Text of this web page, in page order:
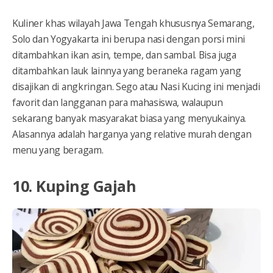
Kuliner khas wilayah Jawa Tengah khususnya Semarang,
Solo dan Yogyakarta ini berupa nasi dengan porsi mini
ditambahkan ikan asin, tempe, dan sambal. Bisa juga
ditambahkan lauk lainnya yang beraneka ragam yang
disajikan di angkringan. Sego atau Nasi Kucing ini menjadi
favorit dan langganan para mahasiswa, walaupun
sekarang banyak masyarakat biasa yang menyukainya.
Alasannya adalah harganya yang relative murah dengan
menu yang beragam.
10. Kuping Gajah